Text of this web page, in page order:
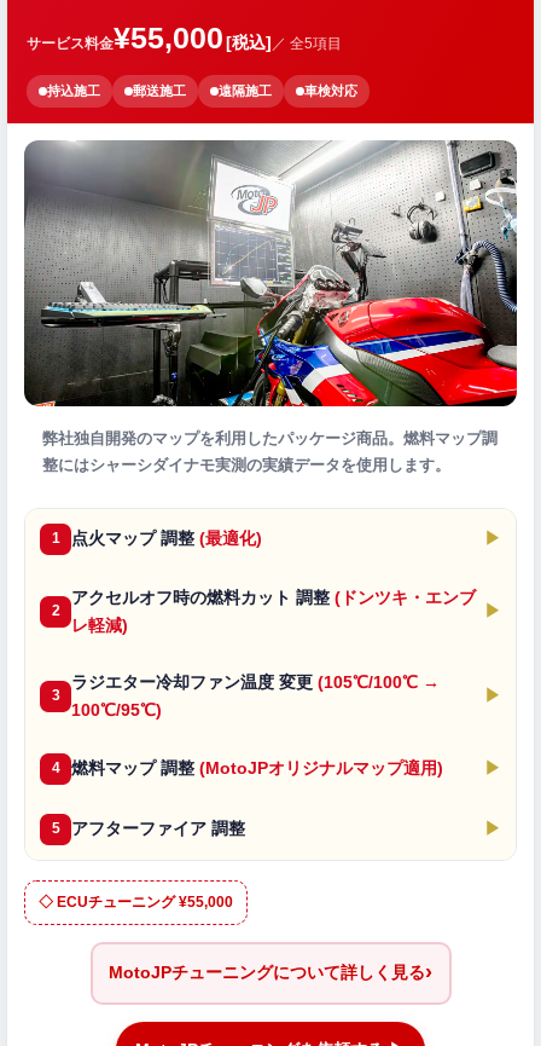
サービス料金¥55,000[税込] ／ 全5項目
持込施工 郵送施工 遠隔施工 車検対応
弊社独自開発のマップを利用したパッケージ商品。燃料マップ調
整にはシャーシダイナモ実測の実績データを使用します。
1 点火マップ 調整 (最適化) ▶
2
アクセルオフ時の燃料カット 調整 (ドンツキ・エンブ
レ軽減)
▶
3
ラジエター冷却ファン温度 変更 (105℃/100℃ →
100℃/95℃)
▶
4 燃料マップ 調整 (MotoJPオリジナルマップ適用) ▶
5 アフターファイア 調整 ▶
◇ ECUチューニング ¥55,000
MotoJPチューニングについて詳しく見る›